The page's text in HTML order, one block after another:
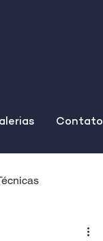
Contato